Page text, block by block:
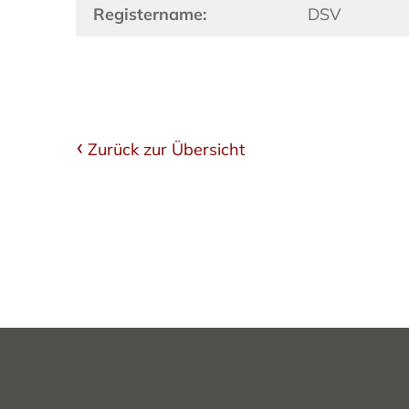
Registername: DSV
Zurück zur Übersicht